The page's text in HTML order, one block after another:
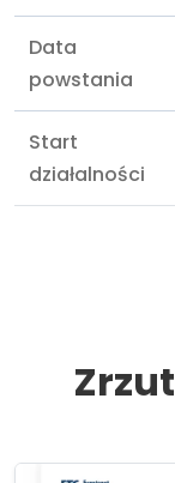
Data
powstania
Start
działalności